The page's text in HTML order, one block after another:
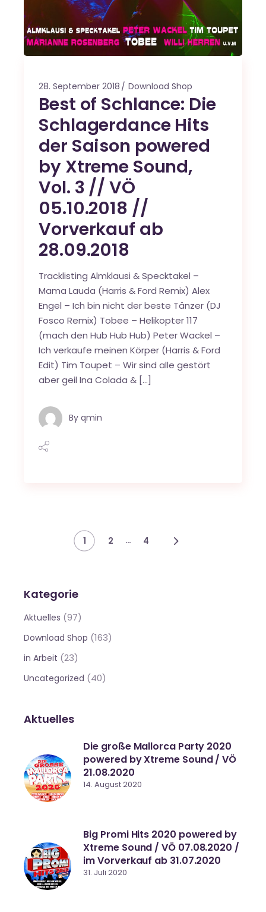
28. September 2018 Download Shop
Best of Schlance: Die
Schlagerdance Hits
der Saison powered
by Xtreme Sound,
Vol. 3 // VÖ
05.10.2018 //
Vorverkauf ab
28.09.2018
Tracklisting Almklausi & Specktakel –
Mama Lauda (Harris & Ford Remix) Alex
Engel – Ich bin nicht der beste Tänzer (DJ
Fosco Remix) Tobee – Helikopter 117
(mach den Hub Hub Hub) Peter Wackel –
Ich verkaufe meinen Körper (Harris & Ford
Edit) Tim Toupet – Wir sind alle gestört
aber geil Ina Colada & […]
By qmin
Beitragsnavigation
1 2 … 4
Kategorie
Aktuelles (97)
Download Shop (163)
in Arbeit (23)
Uncategorized (40)
Aktuelles
Die große Mallorca Party 2020
powered by Xtreme Sound / VÖ
21.08.2020
14. August 2020
Big Promi Hits 2020 powered by
Xtreme Sound / VÖ 07.08.2020 /
im Vorverkauf ab 31.07.2020
31. Juli 2020